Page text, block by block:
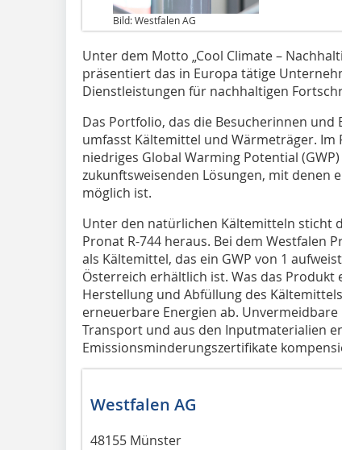
Bild: Westfalen AG
Unter dem Motto „Cool Climate –
präsentiert das in Europa tätige
Dienstleistungen für nachhaltigen
Das Portfolio, das die Besucherinnen
umfasst Kältemittel und Wärmeträger. Im
niedriges Global Warming Potential
zukunftsweisenden Lösungen, mit denen
möglich ist.
Unter den natürlichen Kältemitteln sticht
Pronat R-744 heraus. Bei dem Westfalen
als Kältemittel, das ein GWP von 1
Österreich erhältlich ist. Was das
Herstellung und Abfüllung des
erneuerbare Energien ab.
Transport und aus den Inputmaterialien
Emissionsminderungszertifikate
Westfalen AG
48155 Münster